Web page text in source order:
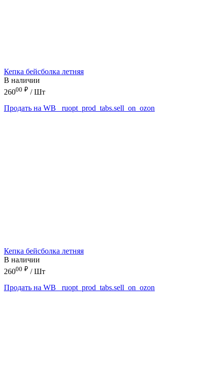
Кепка бейсболка летняя
В наличии
26000 ₽ / Шт
Продать на WB
_ruopt_prod_tabs.sell_on_ozon
Кепка бейсболка летняя
В наличии
26000 ₽ / Шт
Продать на WB
_ruopt_prod_tabs.sell_on_ozon